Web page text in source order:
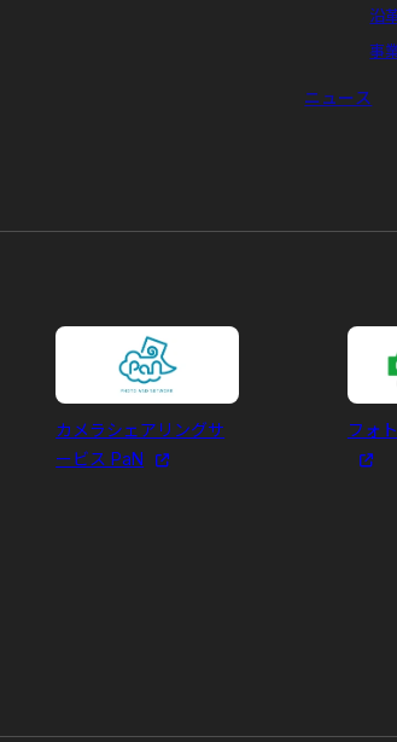
沿
事
ニュース
カメラシェアリングサ
ービス PaN
フォ